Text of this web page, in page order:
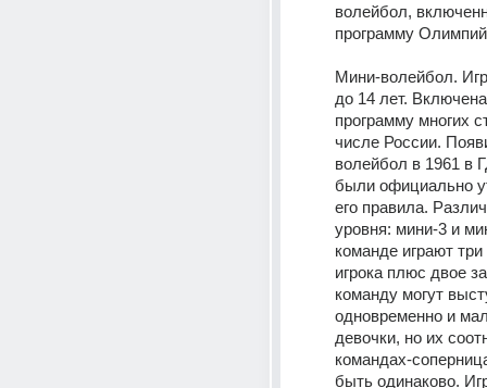
волейбол,
программу
Мини-волейбол.
до 14 лет.
программу многих
числе России.
волейбол в 1961 в
были официально
его правила.
уровня: мини-3 и
команде играют
игрока плюс двое
команду могут
одновременно и
девочки, но их
командах-
быть одинаково.